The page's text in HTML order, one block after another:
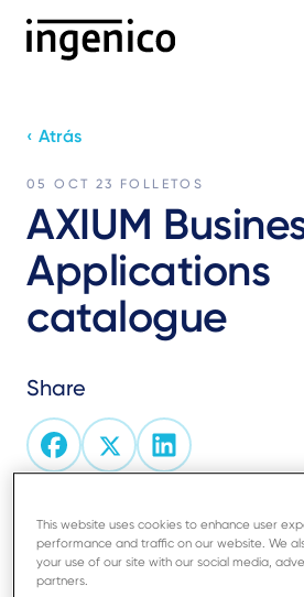
contento
‹ Atrás
05 OCT 23 FOLLETOS
AXIUM
Applications
catalogue
Share
Catálogo de Aplicaciones de
Descubra el Catálogo
This website uses cookies to enhance user
performance and traffic on our website. We
your use of our site with our social media,
partners.